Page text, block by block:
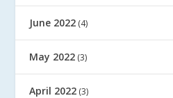
June 2022 (4)
May 2022 (3)
April 2022 (3)